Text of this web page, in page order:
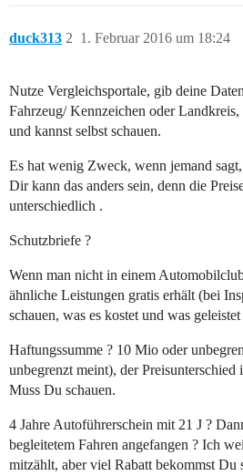
duck313 1. Februar 2016 um 18:24
2
Nutze Vergleichsportale, gib deine
Fahrzeug/ Kennzeichen oder
und kannst selbst schauen.
Es hat wenig Zweck, wenn jemand
Dir kann das anders sein, denn die
unterschiedlich .
Schutzbriefe ?
Wenn man nicht in einem
ähnliche Leistungen gratis erhält (bei
schauen, was es kostet und was
Haftungssumme ? 10 Mio oder
unbegrenzt meint), der Preisunterschied
Muss Du schauen.
4 Jahre Autoführerschein mit 21 J ?
begleitetem Fahren angefangen ? Ich
mitzählt, aber viel Rabatt bekommst Du